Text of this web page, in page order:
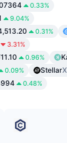
0.33%
9.04%
0.31%
3.31%
0.96%
0.09% Stellar
0.48%